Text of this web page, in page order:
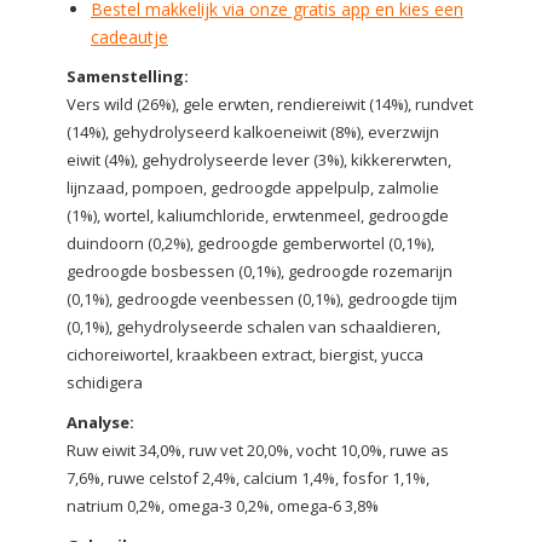
Bestel makkelijk via onze gratis app en kies een
cadeautje
Samenstelling:
Vers wild (26%), gele erwten, rendiereiwit (14%), rundvet
(14%), gehydrolyseerd kalkoeneiwit (8%), everzwijn
eiwit (4%), gehydrolyseerde lever (3%), kikkererwten,
lijnzaad, pompoen, gedroogde appelpulp, zalmolie
(1%), wortel, kaliumchloride, erwtenmeel, gedroogde
duindoorn (0,2%), gedroogde gemberwortel (0,1%),
gedroogde bosbessen (0,1%), gedroogde rozemarijn
(0,1%), gedroogde veenbessen (0,1%), gedroogde tijm
(0,1%), gehydrolyseerde schalen van schaaldieren,
cichoreiwortel, kraakbeen extract, biergist, yucca
schidigera
Analyse:
Ruw eiwit 34,0%, ruw vet 20,0%, vocht 10,0%, ruwe as
7,6%, ruwe celstof 2,4%, calcium 1,4%, fosfor 1,1%,
natrium 0,2%, omega-3 0,2%, omega-6 3,8%